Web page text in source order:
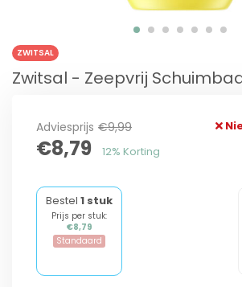
ZWITSAL
Zwitsal - Zeepvrij
Adviesprijs €9,99
€8,79 12% Korting
Bestel 1 stuk
Prijs per stuk:
€8,79
Standaard